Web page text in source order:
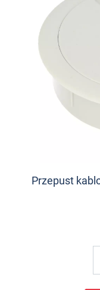
Przepust